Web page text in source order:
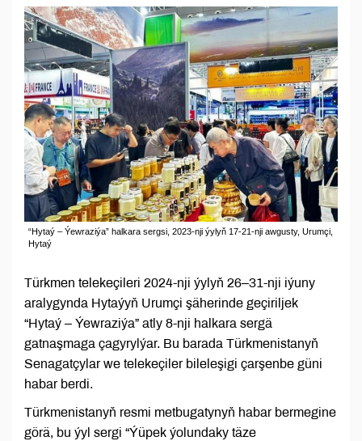
“Hytaý ‒ Ýewraziýa” halkara sergsi, 2023-nji ýylyň 17-21-nji awgusty, Urumçi,
Hytaý
Türkmen telekeçileri 2024-nji ýylyň 26‒31-nji iýuny
aralygynda Hytaýyň Urumçi şäherinde geçiriljek
“Hytaý ‒ Ýewraziýa” atly 8-nji halkara sergä
gatnaşmaga çagyrylýar. Bu barada Türkmenistanyň
Senagatçylar we telekeçiler bileleşigi çarşenbe güni
habar berdi.
Türkmenistanyň resmi metbugatynyň habar bermegine
görä, bu ýyl sergi “Ýüpek ýolundaky täze